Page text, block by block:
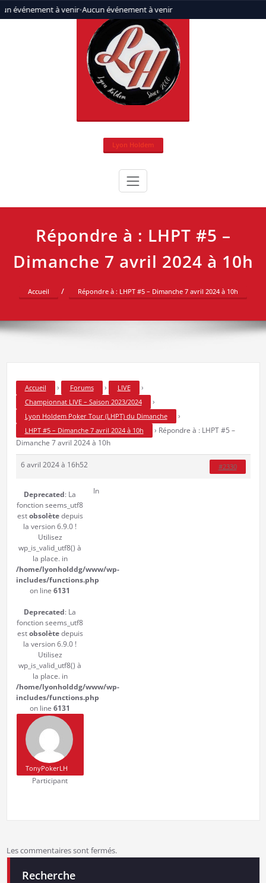
événement à venir•Aucun événement à venir
Aller
au
Lyon Holdem
Répondre à : LHPT #5 –
Dimanche 7 avril 2024 à 10h
Accueil Répondre à : LHPT #5 – Dimanche 7 avril 2024 à 10h
Accueil › Forums › LIVE ›
Championnat LIVE – Saison 2023/2024 ›
Lyon Holdem Poker Tour (LHPT) du Dimanche ›
LHPT #5 – Dimanche 7 avril 2024 à 10h › Répondre à : LHPT #5 –
Dimanche 7 avril 2024 à 10h
6 avril 2024 à 16h52 #2330
Deprecated: La
fonction seems_utf8
estobsolètedepuis
la version 6.9.0 !
Utilisez
wp_is_valid_utf8() à
la place. in
/home/lyonholddg/www/wp-
includes/functions.php
on line 6131
Deprecated: La
fonction seems_utf8
estobsolètedepuis
la version 6.9.0 !
Utilisez
wp_is_valid_utf8() à
la place. in
/home/lyonholddg/www/wp-
includes/functions.php
on line 6131
TonyPokerLH
Participant
In
Les commentaires sont fermés.
Recherche